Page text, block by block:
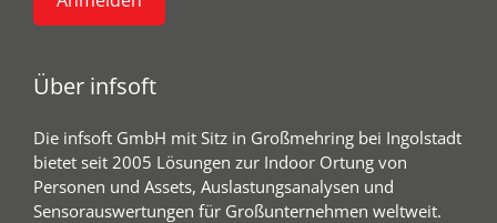
Über infsoft
Die infsoft GmbH mit Sitz in Großmehring bei Ingolstadt
bietet seit 2005 Lösungen zur Indoor Ortung von
Personen und Assets, Auslastungsanalysen und
Sensorauswertungen für Großunternehmen weltweit.